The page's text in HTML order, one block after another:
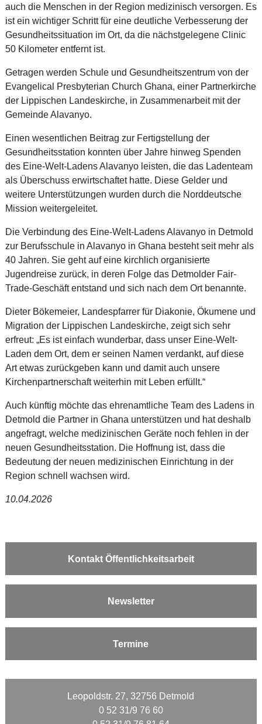
auch die Menschen in der Region medizinisch versorgen. Es
ist ein wichtiger Schritt für eine deutliche Verbesserung der
Gesundheitssituation im Ort, da die nächstgelegene Clinic
50 Kilometer entfernt ist.
Getragen werden Schule und Gesundheitszentrum von der
Evangelical Presbyterian Church Ghana, einer Partnerkirche
der Lippischen Landeskirche, in Zusammenarbeit mit der
Gemeinde Alavanyo.
Einen wesentlichen Beitrag zur Fertigstellung der
Gesundheitsstation konnten über Jahre hinweg Spenden
des Eine-Welt-Ladens Alavanyo leisten, die das Ladenteam
als Überschuss erwirtschaftet hatte. Diese Gelder und
weitere Unterstützungen wurden durch die Norddeutsche
Mission weitergeleitet.
Die Verbindung des Eine-Welt-Ladens Alavanyo in Detmold
zur Berufsschule in Alavanyo in Ghana besteht seit mehr als
40 Jahren. Sie geht auf eine kirchlich organisierte
Jugendreise zurück, in deren Folge das Detmolder Fair-
Trade-Geschäft entstand und sich nach dem Ort benannte.
Dieter Bökemeier, Landespfarrer für Diakonie, Ökumene und
Migration der Lippischen Landeskirche, zeigt sich sehr
erfreut: „Es ist einfach wunderbar, dass unser Eine-Welt-
Laden dem Ort, dem er seinen Namen verdankt, auf diese
Art etwas zurückgeben kann und damit auch unsere
Kirchenpartnerschaft weiterhin mit Leben erfüllt.“
Auch künftig möchte das ehrenamtliche Team des Ladens in
Detmold die Partner in Ghana unterstützen und hat deshalb
angefragt, welche medizinischen Geräte noch fehlen in der
neuen Gesundheitsstation. Die Hoffnung ist, dass die
Bedeutung der neuen medizinischen Einrichtung in der
Region schnell wachsen wird.
10.04.2026
Kontakt Öffentlichkeitsarbeit
Newsletter
Termine
Leopoldstr. 27, 32756 Detmold
0 52 31/9 76 60